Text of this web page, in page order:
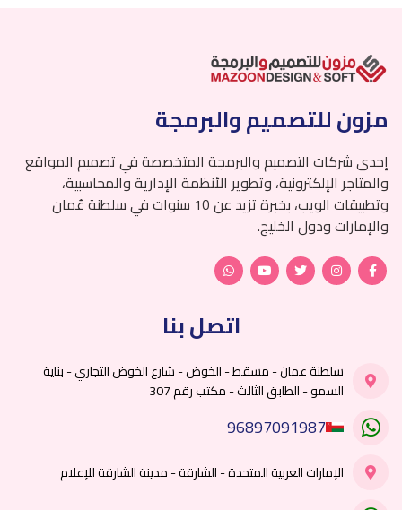
مزون للتصميم والبرمجة
إحدى شركات التصميم والبرمجة المتخصصة في تصميم المواقع
والمتاجر الإلكترونية، وتطوير الأنظمة الإدارية والمحاسبية،
وتطبيقات الويب، بخبرة تزيد عن 10 سنوات في سلطنة عُمان
والإمارات ودول الخليج.
اتصل بنا
سلطنة عمان - مسقط - الخوض - شارع الخوض التجاري - بناية
السمو - الطابق الثالث - مكتب رقم 307
96897091987
الإمارات العربية المتحدة - الشارقة - مدينة الشارقة للإعلام